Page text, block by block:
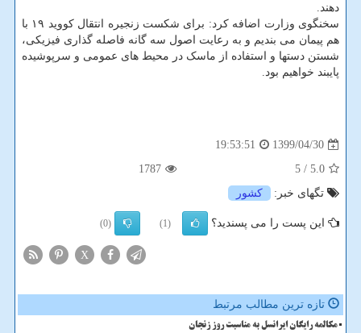
دهند.
سخنگوی وزارت اضافه کرد: برای شکست زنجیره انتقال کووید ۱۹ با
هم پیمان می بندیم و به رعایت اصول سه گانه فاصله گذاری فیزیکی،
شستن دستها و استفاده از ماسک در محیط های عمومی و سرپوشیده
پایبند خواهیم بود.
1399/04/30
19:53:51
5.0
/ 5
1787
تگهای خبر:
كشور
این پست را می پسندید؟ (1)
(0)
X
تازه ترین مطالب مرتبط
مکالمه رایگان ایرانسل به مناسبت روز زنجان